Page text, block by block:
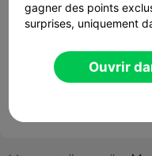
gagner des points
surprises, uniquement
Ouvrir